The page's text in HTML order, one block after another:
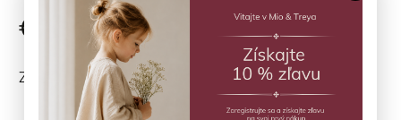
€19,90
ZVOĽTE VARIANT